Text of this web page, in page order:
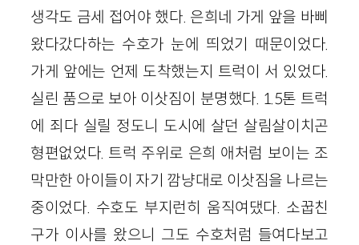
생각도 금세 접어야 했다. 은희네 가게 앞을 바삐
왔다갔다하는 수호가 눈에 띄었기 때문이었다.
가게 앞에는 언제 도착했는지 트럭이 서 있었다.
실린 품으로 보아 이삿짐이 분명했다. 1.5톤 트럭
에 죄다 실릴 정도니 도시에 살던 살림살이치곤
형편없었다. 트럭 주위로 은희 애처럼 보이는 조
막만한 아이들이 자기 깜냥대로 이삿짐을 나르는
중이었다. 수호도 부지런히 움직여댔다. 소꿉친
구가 이사를 왔으니 그도 수호처럼 들여다보고